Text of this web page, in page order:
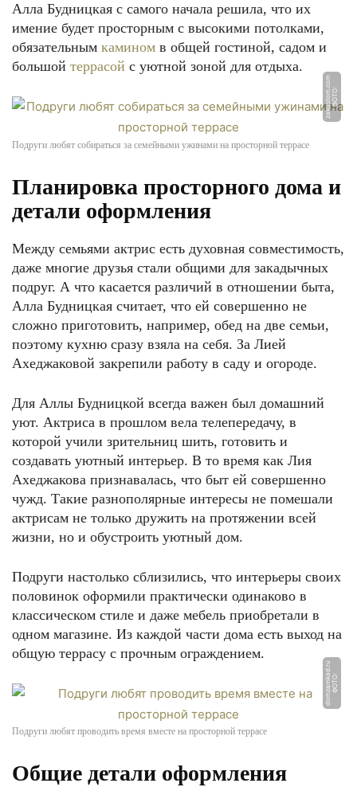
Алла Будницкая с самого начала решила, что их
имение будет просторным с высокими потолками,
обязательным камином в общей гостиной, садом и
большой террасой с уютной зоной для отдыха.
Ф
О
Т
О:
z
a
k
u
s
t
o
m.
c
o
m
Подруги любят собираться за семейными ужинами на просторной террасе
Планировка просторного дома и
детали оформления
Между семьями актрис есть духовная совместимость,
даже многие друзья стали общими для закадычных
подруг. А что касается различий в отношении быта,
Алла Будницкая считает, что ей совершенно не
сложно приготовить, например, обед на две семьи,
поэтому кухню сразу взяла на себя. За Лией
Ахеджаковой закрепили работу в саду и огороде.
Для Аллы Будницкой всегда важен был домашний
уют. Актриса в прошлом вела телепередачу, в
которой учили зрительниц шить, готовить и
создавать уютный интерьер. В то время как Лия
Ахеджакова признавалась, что быт ей совершенно
чужд. Такие разнополярные интересы не помешали
актрисам не только дружить на протяжении всей
жизни, но и обустроить уютный дом.
Подруги настолько сблизились, что интерьеры своих
половинок оформили практически одинаково в
классическом стиле и даже мебель приобретали в
одном магазине. Из каждой части дома есть выход на
общую террасу с прочным ограждением.
Ф
О
Т
О:
d
o
m
z
a
m
k
a
d.
r
u
Подруги любят проводить время вместе на просторной террасе
Общие детали оформления